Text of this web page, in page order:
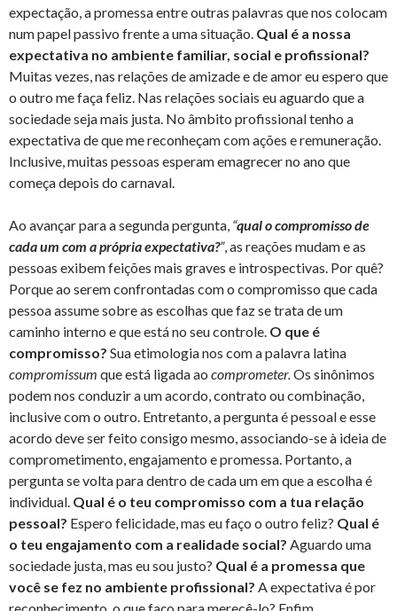
expectação, a promessa entre outras palavras que nos colocam
num papel passivo frente a uma situação. Qual é a nossa
expectativa no ambiente familiar, social e profissional?
Muitas vezes, nas relações de amizade e de amor eu espero que
o outro me faça feliz. Nas relações sociais eu aguardo que a
sociedade seja mais justa. No âmbito profissional tenho a
expectativa de que me reconheçam com ações e remuneração.
Inclusive, muitas pessoas esperam emagrecer no ano que
começa depois do carnaval.
Ao avançar para a segunda pergunta, “qual o compromisso de
cada um com a própria expectativa?”, as reações mudam e as
pessoas exibem feições mais graves e introspectivas. Por quê?
Porque ao serem confrontadas com o compromisso que cada
pessoa assume sobre as escolhas que faz se trata de um
caminho interno e que está no seu controle. O que é
compromisso? Sua etimologia nos com a palavra latina
compromissum que está ligada ao comprometer.Os sinônimos
podem nos conduzir a um acordo, contrato ou combinação,
inclusive com o outro. Entretanto, a pergunta é pessoal e esse
acordo deve ser feito consigo mesmo, associando-se à ideia de
comprometimento, engajamento e promessa. Portanto, a
pergunta se volta para dentro de cada um em que a escolha é
individual. Qual é o teu compromisso com a tua relação
pessoal? Espero felicidade, mas eu faço o outro feliz? Qual é
o teu engajamento com a realidade social? Aguardo uma
sociedade justa, mas eu sou justo? Qual é a promessa que
você se fez no ambiente profissional? A expectativa é por